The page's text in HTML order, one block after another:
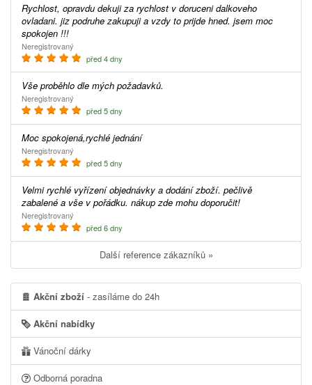
Rychlost, opravdu dekuji za rychlost v doruceni dalkoveho
ovladani. jiz podruhe zakupuji a vzdy to prijde hned. jsem moc
spokojen !!!
Neregistrovaný
před 4 dny
Vše proběhlo dle mých požadavků.
Neregistrovaný
před 5 dny
Moc spokojená,rychlé jednání
Neregistrovaný
před 5 dny
Velmi rychlé vyřízení objednávky a dodání zboží. pečlivě
zabalené a vše v pořádku. nákup zde mohu doporučit!
Neregistrovaný
před 6 dny
Další reference zákazníků »
Akční zboží - zasíláme do 24h
Akční nabídky
Vánoční dárky
Odborná poradna